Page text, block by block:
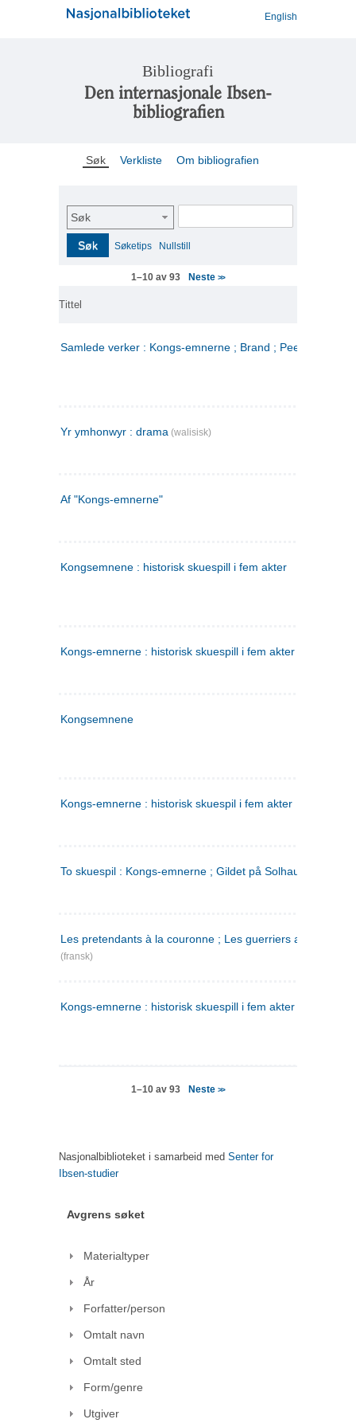
English
Bibliografi
Den internasjonale Ibsen-
bibliografien
Søk Verkliste Om bibliografien
Søk
Søk Søketips Nullstill
1–10 av 93 Neste>>
Tittel
Samlede verker : Kongs-emnerne ; Brand ; Peer Gynt. 2
Yr ymhonwyr : drama (walisisk)
Af "Kongs-emnerne"
Kongsemnene : historisk skuespill i fem akter
Kongs-emnerne : historisk skuespill i fem akter
Kongsemnene
Kongs-emnerne : historisk skuespil i fem akter
To skuespil : Kongs-emnerne ; Gildet på Solhaug
Les pretendants à la couronne ; Les guerriers a Helgeland
(fransk)
Kongs-emnerne : historisk skuespill i fem akter
1–10 av 93 Neste>>
Nasjonalbiblioteket i samarbeid med Senter for
Ibsen-studier
Avgrens søket
Materialtyper
År
Forfatter/person
Omtalt navn
Omtalt sted
Form/genre
Utgiver